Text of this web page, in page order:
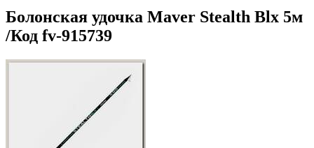
Болонская удочка Maver Stealth Blx 5м
/Код fv-915739